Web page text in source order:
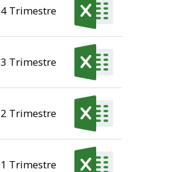
4 Trimestre
3 Trimestre
2 Trimestre
1 Trimestre